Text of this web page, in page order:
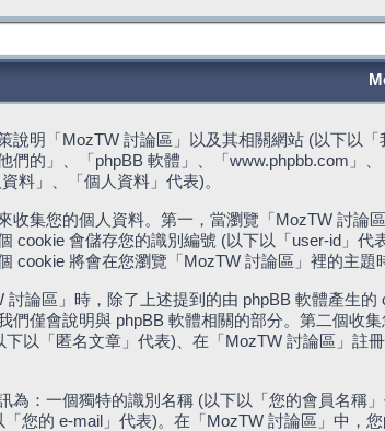
說明「MozTW 討論區」以及其相關網站 (以下以
們的」、「phpBB 軟體」、「www.phpbb.com」
料」、「個人資料」代表)。
收集您的個人資料。第一，當瀏覽「MozTW 討論
cookie 會儲存您的識別編號 (以下以「user-id」
cookie 將會在您瀏覽「MozTW 討論區」裡的主
討論區」時，除了上述提到的由 phpBB 軟體產生
們僅會說明與 phpBB 軟體相關的部分。第二個收
下以「匿名文章」代表)、在「MozTW 討論區」註
為：一個獨特的識別名稱 (以下以「您的會員名稱
「您的 e-mail」代表)。在「MozTW 討論區」中，